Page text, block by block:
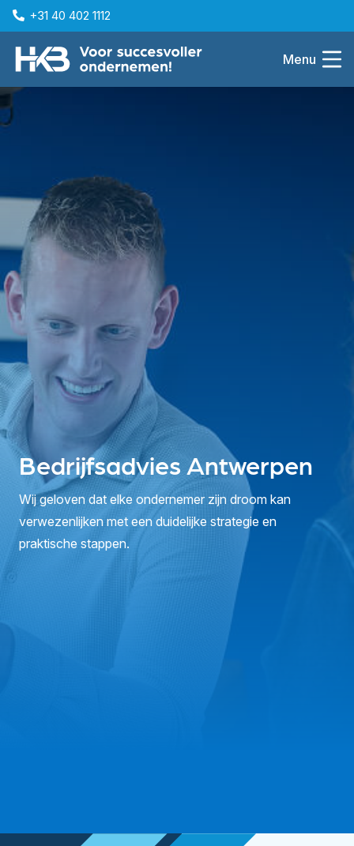
+31 40 402 1112
Menu
Bedrijfsadvies Antwerpen
Wij geloven dat elke ondernemer zijn droom kan
verwezenlijken met een duidelijke strategie en
praktische stappen.